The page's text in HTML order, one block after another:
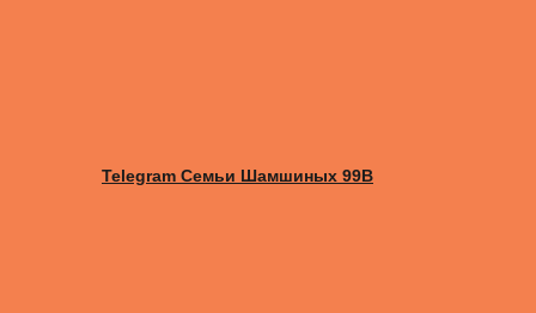
Telegram Семьи Шамшиных 99В